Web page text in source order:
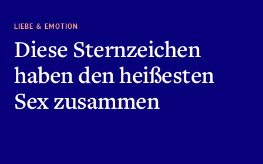
LIEBE & EMOTION
Diese Sternzeichen
haben den heißesten
Sex zusammen